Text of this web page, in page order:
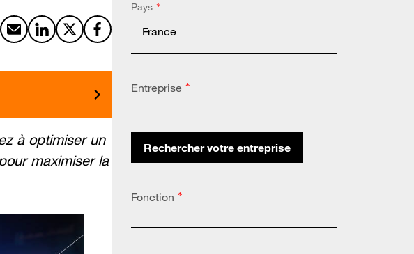
Partager par email
Partager sur LinkedIn
Partager sur X
Partager sur Facebook
à optimiser un
maximiser la
*
Pays
*
Entreprise
Rechercher votre entreprise
*
Fonction